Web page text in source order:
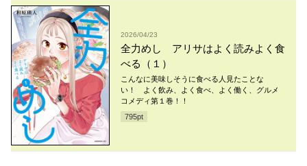
2026/04/23
全力めし アリサはよく読みよく食
べる（１）
こんなに美味しそうに食べる人見たことな
い！ よく飲み、よく食べ、よく働く、グルメ
コメディ第１巻！！
795pt